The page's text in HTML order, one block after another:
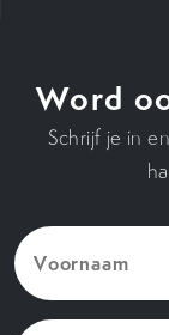
Word
Schrijf je in
Voornaam
(Vereist)